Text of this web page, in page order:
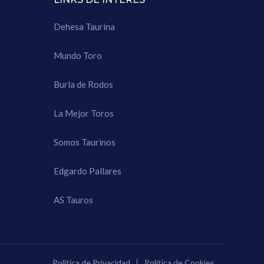
Dehesa Taurina
Mundo Toro
Burla de Rodos
La Mejor Toros
Somos Taurinos
Edgardo Pallares
AS Tauros